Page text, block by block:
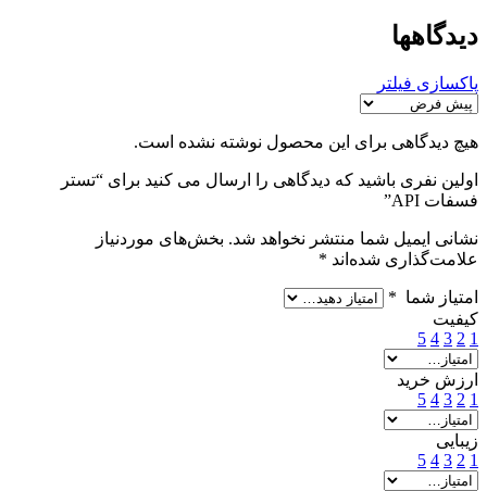
دیدگاهها
پاکسازی فیلتر
هیچ دیدگاهی برای این محصول نوشته نشده است.
اولین نفری باشید که دیدگاهی را ارسال می کنید برای “تستر
فسفات API”
نشانی ایمیل شما منتشر نخواهد شد. بخش‌های موردنیاز
علامت‌گذاری شده‌اند *
امتیاز شما *
کیفیت
1
2
3
4
5
ارزش خرید
1
2
3
4
5
زیبایی
1
2
3
4
5